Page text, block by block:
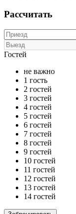
Рассчитать
Гостей
не важно
1 гость
2 гостей
3 гостей
4 гостей
5 гостей
6 гостей
7 гостей
8 гостей
9 гостей
10 гостей
11 гостей
12 гостей
13 гостей
14 гостей